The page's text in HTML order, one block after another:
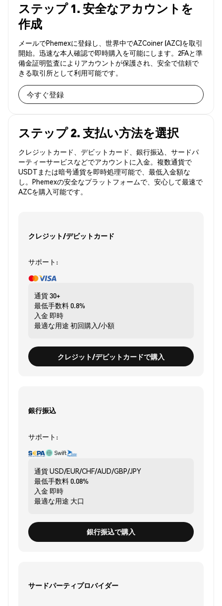
ステップ 1. 安全なアカウントを
作成
メールでPhemexに登録し、世界中でAZCoiner (AZC)を取引
開始。迅速な本人確認で即時購入を可能にします。2FAと準
備金証明監査によりアカウントが保護され、安全で信頼で
きる取引所として利用可能です。
今すぐ登録
ステップ 2. 支払い方法を選択
クレジットカード、デビットカード、銀行振込、サードパ
ーティーサービスなどでアカウントに入金。複数通貨で
USDTまたは暗号通貨を即時処理可能で、最低入金額な
し。Phemexの安全なプラットフォームで、安心して最速で
AZCを購入可能です。
クレジット/デビットカード
サポート:
通貨30+
最低手数料0.8%
入金 即時
最適な用途 初回購入/小額
クレジット/デビットカードで購入
銀行振込
サポート:
通貨USD/EUR/CHF/AUD/GBP/JPY
最低手数料0.08%
入金 即時
最適な用途 大口
銀行振込で購入
サードパーティプロバイダー